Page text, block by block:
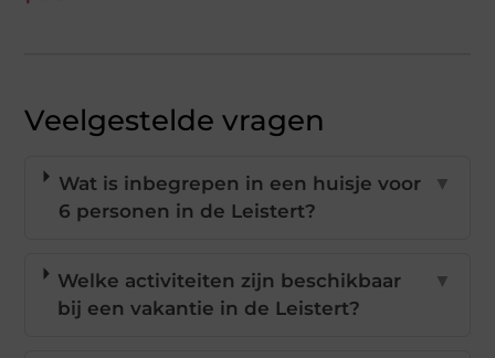
Veelgestelde vragen
Wat is inbegrepen in een huisje voor
6 personen in de Leistert?
▼
Welke activiteiten zijn beschikbaar
bij een vakantie in de Leistert?
▼